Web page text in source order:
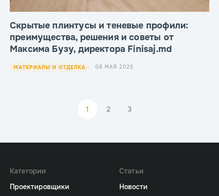
Скрытые плинтусы и теневые профили:
преимущества, решения и советы от
Максима Бузу, директора Finisaj.md
МАТЕРИАЛЫ И ОТДЕЛКА 06 МАЯ 2025
1 2 3
Категории
Проектировщики
Статьи
Новости